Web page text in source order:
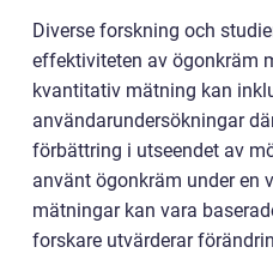
Diverse forskning och
effektiviteten av ögonkräm
kvantitativ mätning kan
användarundersökningar
förbättring i utseendet av
använt ögonkräm under en
mätningar kan vara
forskare utvärderar